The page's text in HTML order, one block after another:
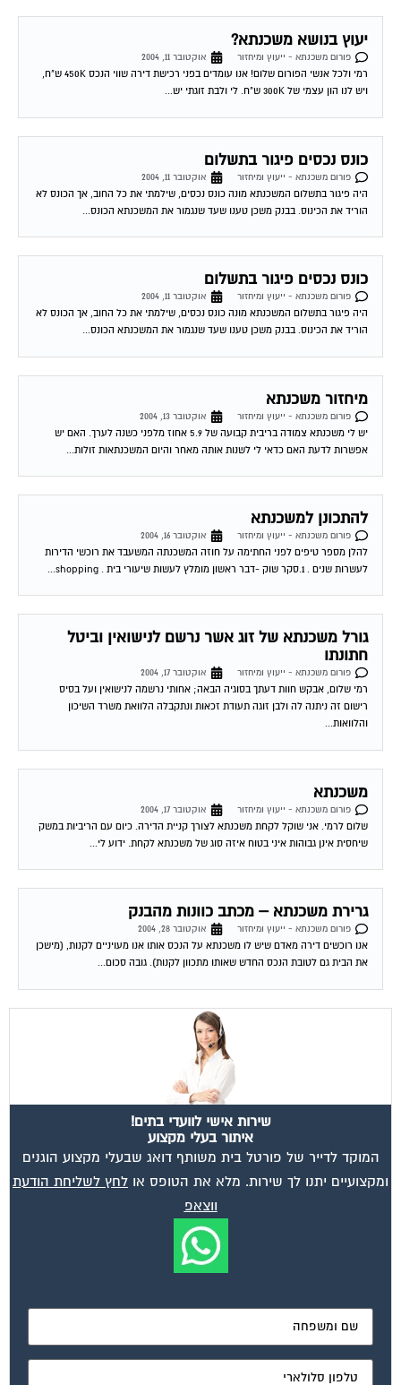
יעוץ בנושא משכנתא?
פורום משכנתא - ייעוץ ומיחזור
אוקטובר 11, 2004
רמי ולכל אנשי הפורום שלום! אנו עומדים בפני רכישת דירה שווי הנכס 450K ש"ח,
ויש לנו הון עצמי של 300K ש"ח. לי ולבת זוגתי יש...
כונס נכסים פיגור בתשלום
פורום משכנתא - ייעוץ ומיחזור
אוקטובר 11, 2004
היה פיגור בתשלום המשכנתא מונה כונס נכסים, שילמתי את כל החוב, אך הכונס לא
הוריד את הכינוס. בבנק משכן טענו שעד שנגמור את המשכנתא הכונס...
כונס נכסים פיגור בתשלום
פורום משכנתא - ייעוץ ומיחזור
אוקטובר 11, 2004
היה פיגור בתשלום המשכנתא מונה כונס נכסים, שילמתי את כל החוב, אך הכונס לא
הוריד את הכינוס. בבנק משכן טענו שעד שנגמור את המשכנתא הכונס...
מיחזור משכנתא
פורום משכנתא - ייעוץ ומיחזור
אוקטובר 13, 2004
יש לי משכנתא צמודה בריבית קבועה של 5.9 אחוז מלפני כשנה לערך. האם יש
אפשרות לדעת האם כדאי לי לשנות אותה מאחר והיום המשכנתאות זולות...
להתכונן למשכנתא
פורום משכנתא - ייעוץ ומיחזור
אוקטובר 16, 2004
להלן מספר טיפים לפני החתימה על חוזה המשכנתה המשעבד את רוכשי הדירות
לעשרות שנים . 1.סקר שוק -דבר ראשון מומלץ לעשות שיעורי בית . shopping...
גורל משכנתא של זוג אשר נרשם לנישואין וביטל
חתונתו
פורום משכנתא - ייעוץ ומיחזור
אוקטובר 17, 2004
רמי שלום, אבקש חוות דעתך בסוגיה הבאה; אחותי נרשמה לנישואין ועל בסיס
רישום זה ניתנה לה ולבן זוגה תעודת זכאות ונתקבלה הלוואת משרד השיכון
והלוואות...
משכנתא
פורום משכנתא - ייעוץ ומיחזור
אוקטובר 17, 2004
שלום לרמי. אני שוקל לקחת משכנתא לצורך קניית הדירה. כיום עם הריביות במשק
שיחסית אינן גבוהות איני בטוח איזה סוג של משכנתא לקחת. ידוע לי...
גרירת משכנתא – מכתב כוונות מהבנק
פורום משכנתא - ייעוץ ומיחזור
אוקטובר 28, 2004
אנו רוכשים דירה מאדם שיש לו משכנתא על הנכס אותו אנו מעויניים לקנות, (מישכן
את הבית גם לטובת הנכס החדש שאותו מתכוון לקנות). גובה סכום...
שירות אישי לוועדי בתים!
איתור בעלי מקצוע
המוקד לדייר של פורטל בית משותף דואג שבעלי מקצוע הוגנים
ומקצועיים יתנו לך שירות. מלא את הטופס או לחץ לשליחת הודעת
ווצאפ